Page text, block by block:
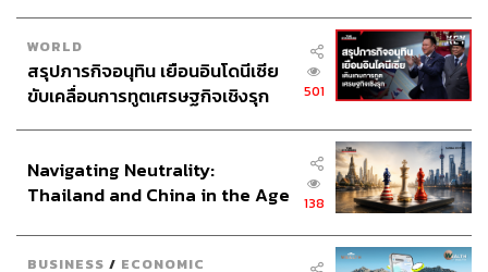
WORLD
สรุปภารกิจอนุทิน เยือนอินโดนีเซีย
ขับเคลื่อนการทูตเศรษฐกิจเชิงรุก
501
Navigating Neutrality:
Thailand and China in the Age
138
BUSINESS / ECONOMIC